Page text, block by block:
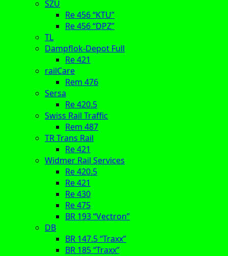
SZU
Re 456 “KTU”
Re 456 “DPZ”
TL
Dampflok-Depot Full
Re 421
railCare
Rem 476
Sersa
Re 420.5
Swiss Rail Traffic
Rem 487
TR Trans Rail
Re 421
Widmer Rail Services
Re 420.5
Re 421
Re 430
Re 475
BR 193 “Vectron”
DB
BR 147.5 “Traxx”
BR 185 “Traxx”